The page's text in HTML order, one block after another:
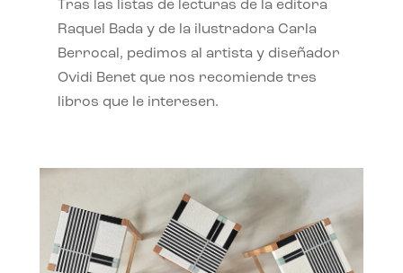
Tras las listas de lecturas de la editora
Raquel Bada y de la ilustradora Carla
Berrocal, pedimos al artista y diseñador
Ovidi Benet que nos recomiende tres
libros que le interesen.